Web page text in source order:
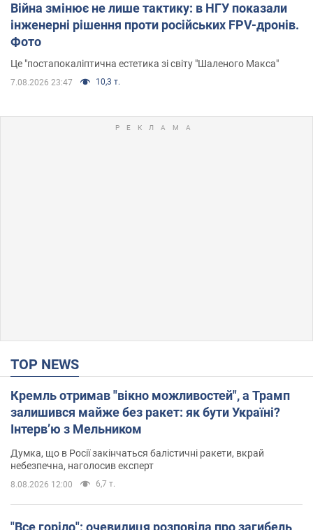
Війна змінює не лише тактику: в НГУ показали
інженерні рішення проти російських FPV-дронів.
Фото
Це "постапокаліптична естетика зі світу "Шаленого Макса"
7.08.2026 23:47 10,3 т.
TOP NEWS
Кремль отримав "вікно можливостей", а Трамп
залишився майже без ракет: як бути Україні?
Інтерв’ю з Мельником
Думка, що в Росії закінчаться балістичні ракети, вкрай
небезпечна, наголосив експерт
8.08.2026 12:00 6,7 т.